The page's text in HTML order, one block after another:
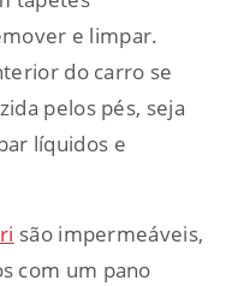
e limpar.
do carro se
pelos pés, seja
líquidos e
são impermeáveis,
com um pano